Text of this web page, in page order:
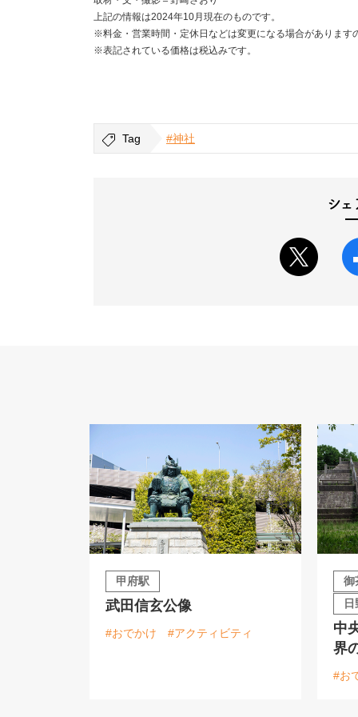
上記の情報は2024年10月現在のものです。
※料金・営業時間・定休日などは変更になる場合があります
※表記されている価格は税込みです。
Tag #神社
シェ
甲府駅
武田信玄公像
#おでかけ #アクティビティ
御
中
界
#お